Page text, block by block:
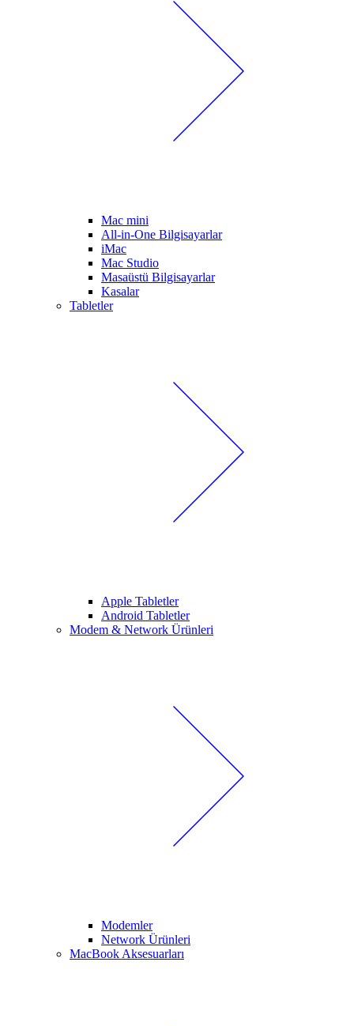
Mac mini
All-in-One Bilgisayarlar
iMac
Mac Studio
Masaüstü Bilgisayarlar
Kasalar
Tabletler
Apple Tabletler
Android Tabletler
Modem & Network Ürünleri
Modemler
Network Ürünleri
MacBook Aksesuarları